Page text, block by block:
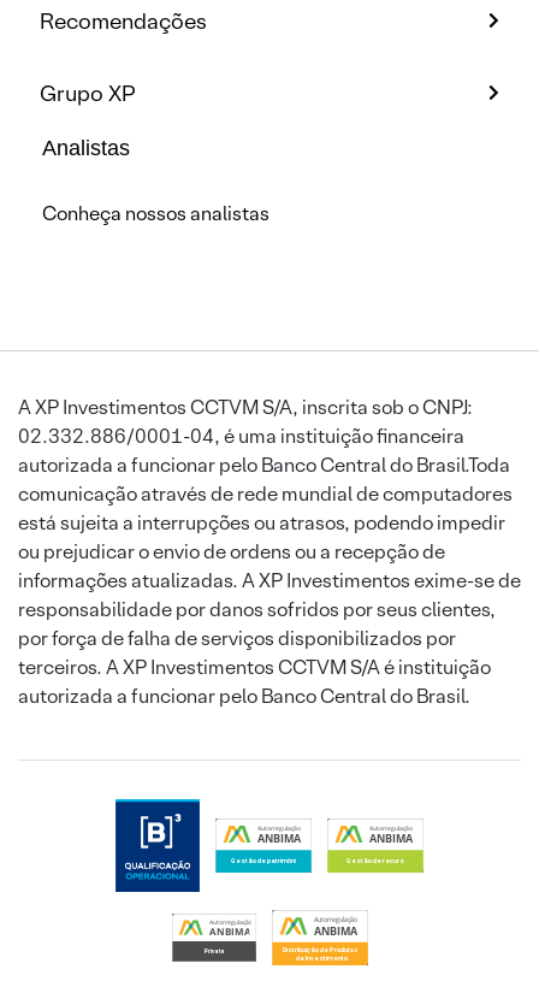
Recomendações
Grupo XP
Analistas
Conheça nossos analistas
A XP Investimentos CCTVM S/A, inscrita sob o CNPJ:
02.332.886/0001-04, é uma instituição financeira
autorizada a funcionar pelo Banco Central do Brasil.Toda
comunicação através de rede mundial de computadores
está sujeita a interrupções ou atrasos, podendo impedir
ou prejudicar o envio de ordens ou a recepção de
informações atualizadas. A XP Investimentos exime-se de
responsabilidade por danos sofridos por seus clientes,
por força de falha de serviços disponibilizados por
terceiros. A XP Investimentos CCTVM S/A é instituição
autorizada a funcionar pelo Banco Central do Brasil.